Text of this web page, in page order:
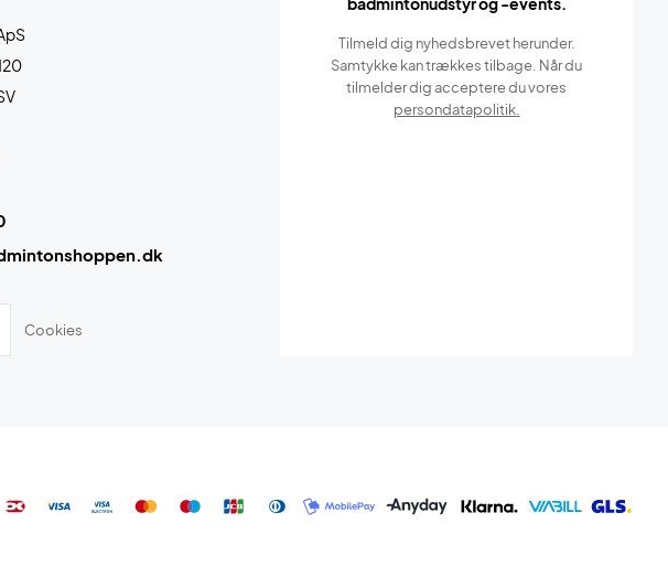
Cookies
Tilmeld dig nyhedsbrevet herunder.
Samtykke kan trækkes tilbage. Når du
tilmelder dig acceptere du vores
persondatapolitik.